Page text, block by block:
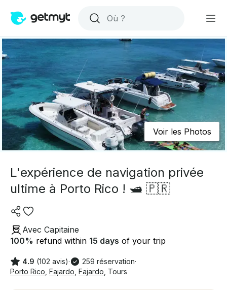
Voir les Photos
L'expérience de navigation privée
ultime à Porto Rico ! 🛥️ 🇵🇷
Avec Capitaine
100% refund within 15 days of your trip
4.9 (102 avis)· 259 réservation·
Porto Rico Fajardo Fajardo Tours